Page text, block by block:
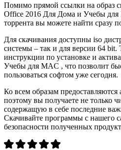
Помимо прямой ссылки на образ
Office 2016 Для Дома и Учебы для
торрента вы можете найти сразу
Для скачивания доступны iso
системы – так и для версии 64
инструкции по установке и
Учебы для MAC , что позволит
пользоваться софтом уже сегодня.
Ко всем образам
поэтому вы получаете не только
содержащую в себе последние
Скачивайте программы с нашего
безопасности полученных